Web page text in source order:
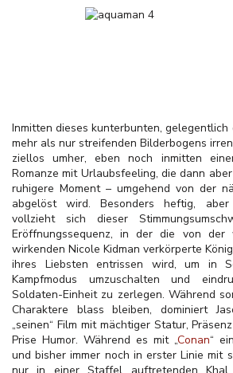
Inmitten dieses kunterbunten, gelegentlich
mehr als nur streifenden Bilderbogens
ziellos umher, eben noch inmitten
Romanze mit Urlaubsfeeling, die dann
ruhigere Moment – umgehend von der
abgelöst wird. Besonders heftig,
vollzieht sich dieser
Eröffnungssequenz, in der die von der
wirkenden Nicole Kidman verkörperte
ihres Liebsten entrissen wird, um in
Kampfmodus umzuschalten und
Soldaten-Einheit zu zerlegen. Während
Charaktere blass bleiben, dominiert
„seinen“ Film mit mächtiger Statur,
Prise Humor. Während es mit „Conan“
und bisher immer noch in erster Linie mit